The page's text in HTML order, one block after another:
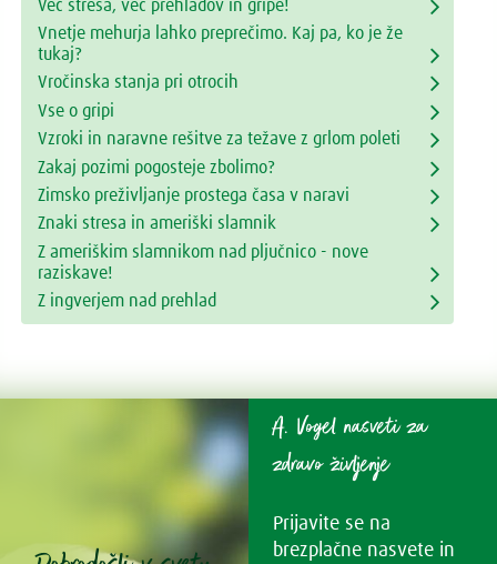
Več stresa, več prehladov in gripe!
Vnetje mehurja lahko preprečimo. Kaj pa, ko je že
tukaj?
Vročinska stanja pri otrocih
Vse o gripi
Vzroki in naravne rešitve za težave z grlom poleti
Zakaj pozimi pogosteje zbolimo?
Zimsko preživljanje prostega časa v naravi
Znaki stresa in ameriški slamnik
Z ameriškim slamnikom nad pljučnico - nove
raziskave!
Z ingverjem nad prehlad
A. Vogel nasveti za
zdravo življenje
Prijavite se na
brezplačne nasvete in